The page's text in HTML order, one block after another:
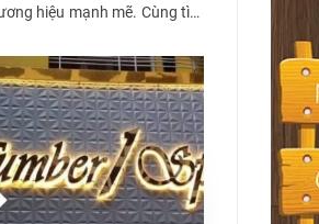
hiệu mạnh mẽ. Cùng tìm